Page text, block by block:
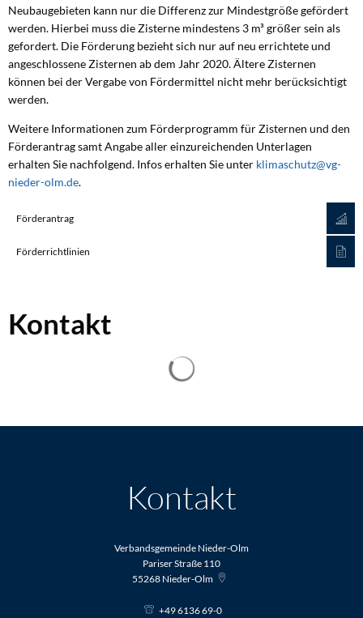
Neubaugebieten kann nur die Differenz zur Mindestgröße gefördert
werden. Hierbei muss die Zisterne mindestens 3 m³ größer sein als
gefordert. Die Förderung bezieht sich nur auf neu errichtete und
angeschlossene Zisternen ab dem Jahr 2020. Ältere Zisternen
können bei der Vergabe von Fördermittel nicht mehr berücksichtigt
werden.
Weitere Informationen zum Förderprogramm für Zisternen und den
Förderantrag samt Angabe aller einzureichenden Unterlagen
erhalten Sie nachfolgend. Infos erhalten Sie unter klimaschutz@vg-
nieder-olm.de.
Förderantrag
Förderrichtlinien
Kontakt
Kontakt
Verbandsgemeinde Nieder-Olm
Pariser Straße 110
55268 Nieder-Olm
+49 6136 69-0